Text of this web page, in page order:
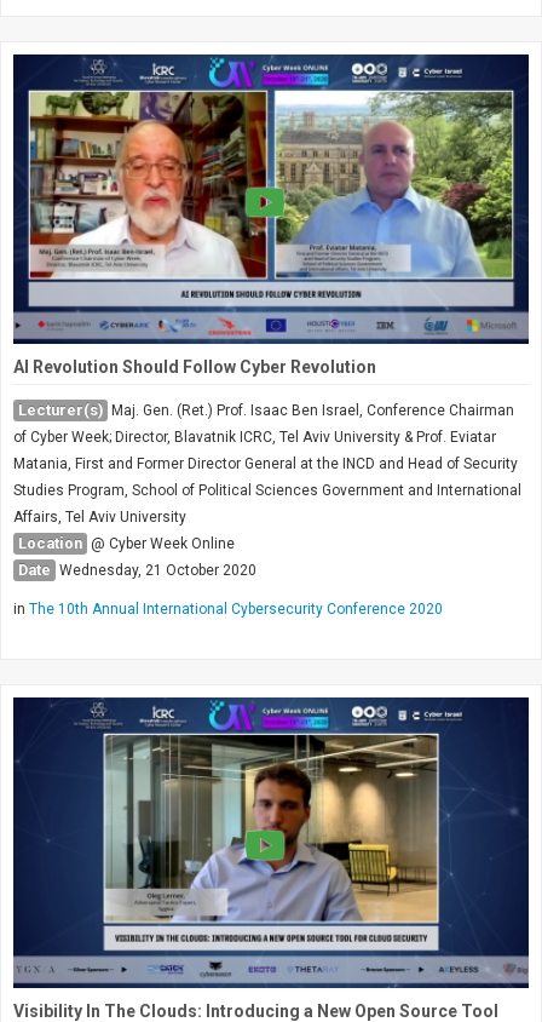
AI Revolution Should Follow Cyber Revolution
Lecturer(s)
Maj. Gen. (Ret.) Prof. Isaac Ben Israel, Conference Chairman
of Cyber Week; Director, Blavatnik ICRC, Tel Aviv University & Prof. Eviatar
Matania, First and Former Director General at the INCD and Head of Security
Studies Program, School of Political Sciences Government and International
Affairs, Tel Aviv University
Location @ Cyber Week Online
Date Wednesday, 21 October 2020
in The 10th Annual International Cybersecurity Conference 2020
Visibility In The Clouds: Introducing a New Open Source Tool